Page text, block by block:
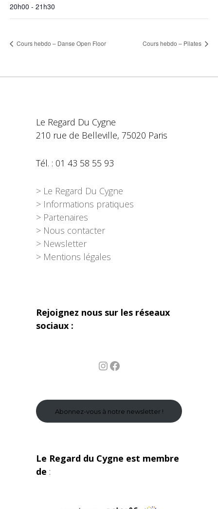
20h00 - 21h30
Cours hebdo – Danse Open Floor Cours hebdo – Pilates
Le Regard Du Cygne
210 rue de Belleville, 75020 Paris
Tél. : 01 43 58 55 93
> Le Regard Du Cygne
> Informations pratiques
> Partenaires
> Nous contacter
> Newsletter
> Mentions légales
Rejoignez nous sur les réseaux
sociaux :
InstagramFacebook
Abonnez-vous à notre newsletter !
Le Regard du Cygne est membre
de :